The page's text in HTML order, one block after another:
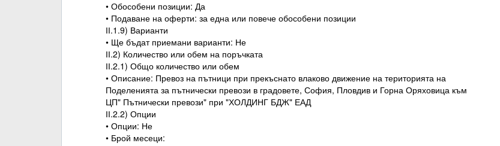
• Обособени позиции: Да
• Подаване на оферти: за една или повече обособени позиции
ІІ.1.9) Варианти
• Ще бъдат приемани варианти: Не
ІІ.2) Количество или обем на поръчката
ІІ.2.1) Общо количество или обем
• Описание: Превоз на пътници при прекъснато влаково движение на територията на
Поделенията за пътнически превози в градовете, София, Пловдив и Горна Оряховица към
ЦП" Пътнически превози" при "ХОЛДИНГ БДЖ" ЕАД
ІІ.2.2) Опции
• Опции: Не
• Брой месеци: